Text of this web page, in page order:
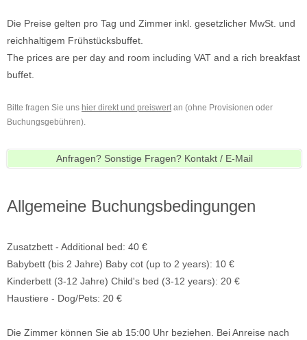
Die Preise gelten pro Tag und Zimmer inkl. gesetzlicher MwSt. und
reichhaltigem Frühstücksbuffet.
The prices are per day and room including VAT and a rich breakfast
buffet.
Bitte fragen Sie uns hier direkt und preiswert an (ohne Provisionen oder
Buchungsgebühren).
Anfragen? Sonstige Fragen? Kontakt / E-Mail
Allgemeine Buchungsbedingungen
Zusatzbett - Additional bed: 40 €
Babybett (bis 2 Jahre) Baby cot (up to 2 years): 10 €
Kinderbett (3-12 Jahre) Child's bed (3-12 years): 20 €
Haustiere - Dog/Pets: 20 €
Die Zimmer können Sie ab 15:00 Uhr beziehen. Bei Anreise nach